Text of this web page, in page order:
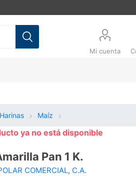
Mi cuenta
Harinas Maíz
ya no está disponible
Pan 1 K.
COMERCIAL, C.A.